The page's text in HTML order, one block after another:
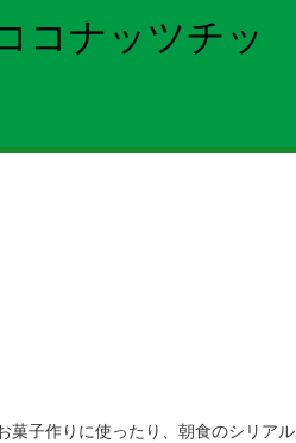
コナッツチッ
菓子作りに使ったり、朝食のシリアル